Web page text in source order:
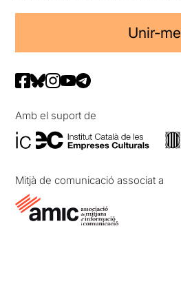
Unir-me
Amb el suport de
Mitjà de comunicació associat a